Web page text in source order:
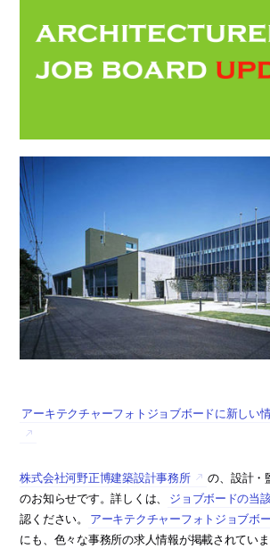
アーキテクチャーフォトジョブボードに新しい
株式会社河野正博建築設計事務所
の、設計・
のお知らせです。詳しくは、
ジョブボードの当
認ください。
アーキテクチャーフォトジョブボ
にも、色々な事務所の求人情報が掲載されていま